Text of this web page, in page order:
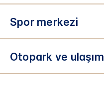
Spor merkezi
Otopark ve ulaşım